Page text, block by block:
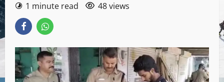
1 minute read
48 views